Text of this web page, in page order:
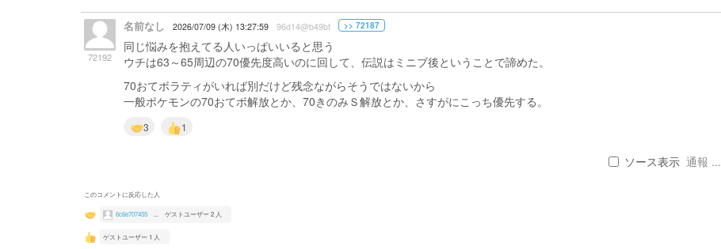
72192
名前なし 2026/07/09 (木) 13:27:59 96d14@b49bf >> 72187
同じ悩みを抱えてる人いっぱいいると思う
ウチは63～65周辺の70優先度高いのに回して、伝説はミニブ後ということで諦めた。
70おてボラティがいれば別だけど残念ながらそうではないから
一般ポケモンの70おてボ解放とか、70きのみＳ解放とか、さすがにこっち優先する。
3 1
ソース表示 通報 ...
このコメントに反応した人
6c6e707455 ゲストユーザー 2 人
ゲストユーザー 1 人